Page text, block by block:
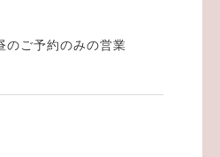
のご予約のみの営業